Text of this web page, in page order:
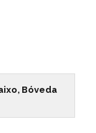
Bóveda